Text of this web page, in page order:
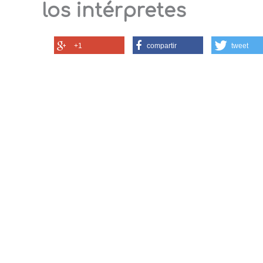
los intérpretes
+1 compartir tweet